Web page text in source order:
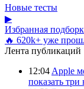
Новые тесты
▶
Избранная
🔥 620k+ уже
Лента публикаций
12:04 Apple
показать